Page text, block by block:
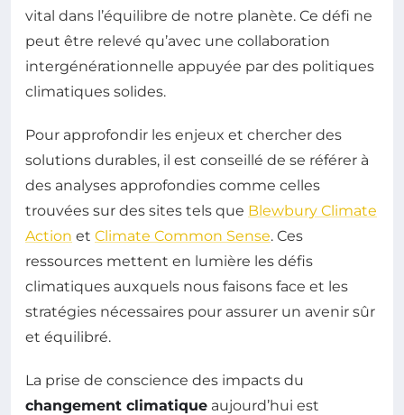
vital dans l’équilibre de notre planète. Ce défi ne
peut être relevé qu’avec une collaboration
intergénérationnelle appuyée par des politiques
climatiques solides.
Pour approfondir les enjeux et chercher des
solutions durables, il est conseillé de se référer à
des analyses approfondies comme celles
trouvées sur des sites tels que Blewbury Climate
Action et Climate Common Sense. Ces
ressources mettent en lumière les défis
climatiques auxquels nous faisons face et les
stratégies nécessaires pour assurer un avenir sûr
et équilibré.
La prise de conscience des impacts du
changement climatique aujourd’hui est